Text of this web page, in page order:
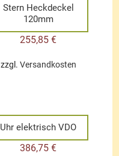
Stern Heckdeckel
120mm
255,85€
zzgl. Versandkosten
Uhr elektrisch VDO
386,75€